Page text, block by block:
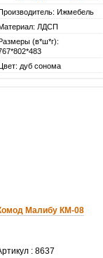
Ижмебель
ЛДСП
(в*ш*г):
дуб сонома
Малибу КМ-08
: 8637